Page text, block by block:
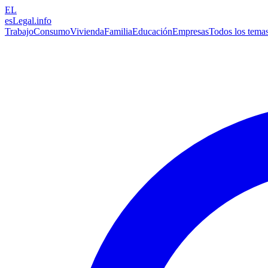
EL
esLegal.info
TrabajoConsumoViviendaFamiliaEducaciónEmpresasTodos los